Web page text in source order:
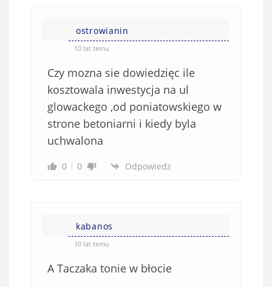
ostrowianin
10 lat temu
Czy mozna sie dowiedzięc ile
kosztowala inwestycja na ul
glowackego ,od poniatowskiego w
strone betoniarni i kiedy byla
uchwalona
0 0 Odpowiedz
kabanos
10 lat temu
A Taczaka tonie w błocie